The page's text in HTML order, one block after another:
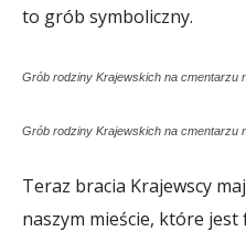
to grób symboliczny.
Grób rodziny Krajewskich na cmentarzu
Grób rodziny Krajewskich na cmentarzu
Teraz bracia Krajewscy
naszym mieście, które